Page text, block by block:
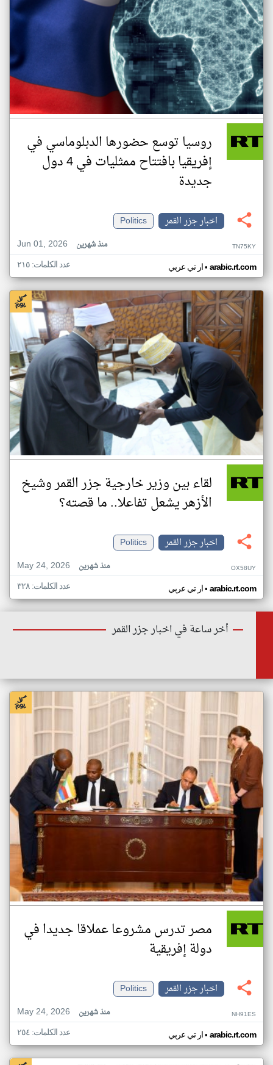
روسيا توسع حضورها الدبلوماسي في
إفريقيا بافتتاح ممثليات في 4 دول
جديدة
اخبار جزر القمر
Politics
Jun 01, 2026
منذ شهرين TN75KY
ار تي عربي• arabic.rt.com عدد الكلمات: ٢١٥
لقاء بين وزير خارجية جزر القمر وشيخ
الأزهر يشعل تفاعلا.. ما قصته؟
اخبار جزر القمر
Politics
May 24, 2026
منذ شهرين OX58UY
ار تي عربي• arabic.rt.com عدد الكلمات: ٣٢٨
أخر ساعة في اخبار جزر القمر
مصر تدرس مشروعا عملاقا جديدا في
دولة إفريقية
اخبار جزر القمر
Politics
May 24, 2026
منذ شهرين NH91ES
ار تي عربي• arabic.rt.com عدد الكلمات: ٢٥٤